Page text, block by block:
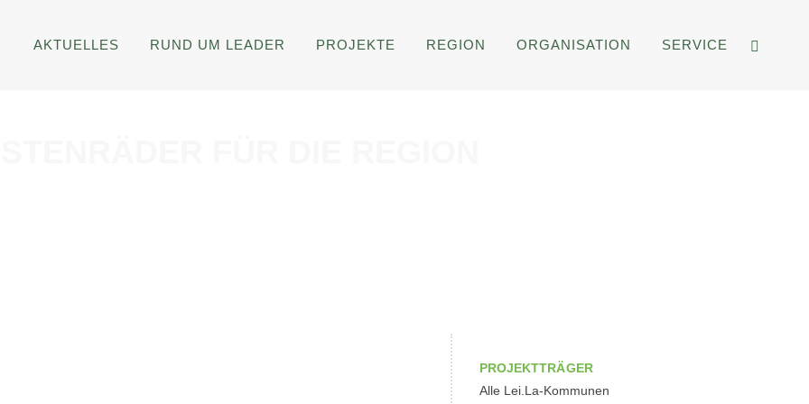
AKTUELLES RUND UM LEADER PROJEKTE REGION ORGANISATION SERVICE
PROJEKTTRÄGER
Alle Lei.La-Kommunen